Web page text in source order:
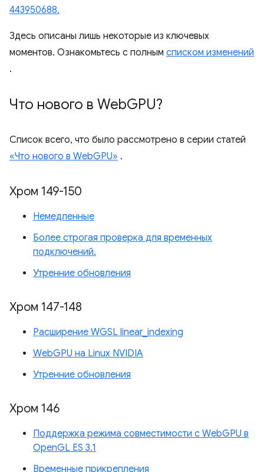
443950688.
Здесь описаны лишь некоторые из ключевых
моментов. Ознакомьтесь с полным списком изменений
.
Что нового в WebGPU?
Список всего, что было рассмотрено в серии статей
«Что нового в WebGPU» .
Хром 149-150
Немедленные
Более строгая проверка для временных
подключений.
Утренние обновления
Хром 147-148
Расширение WGSL linear_indexing
WebGPU на Linux NVIDIA
Утренние обновления
Хром 146
Поддержка режима совместимости с WebGPU в
OpenGL ES 3.1
Временные прикрепления